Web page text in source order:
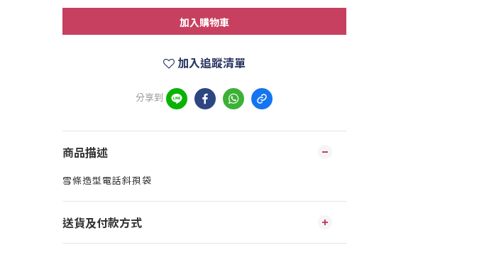
加入購物車
加入追蹤清單
分享到
商品描述
雪條造型電話斜孭袋
送貨及付款方式